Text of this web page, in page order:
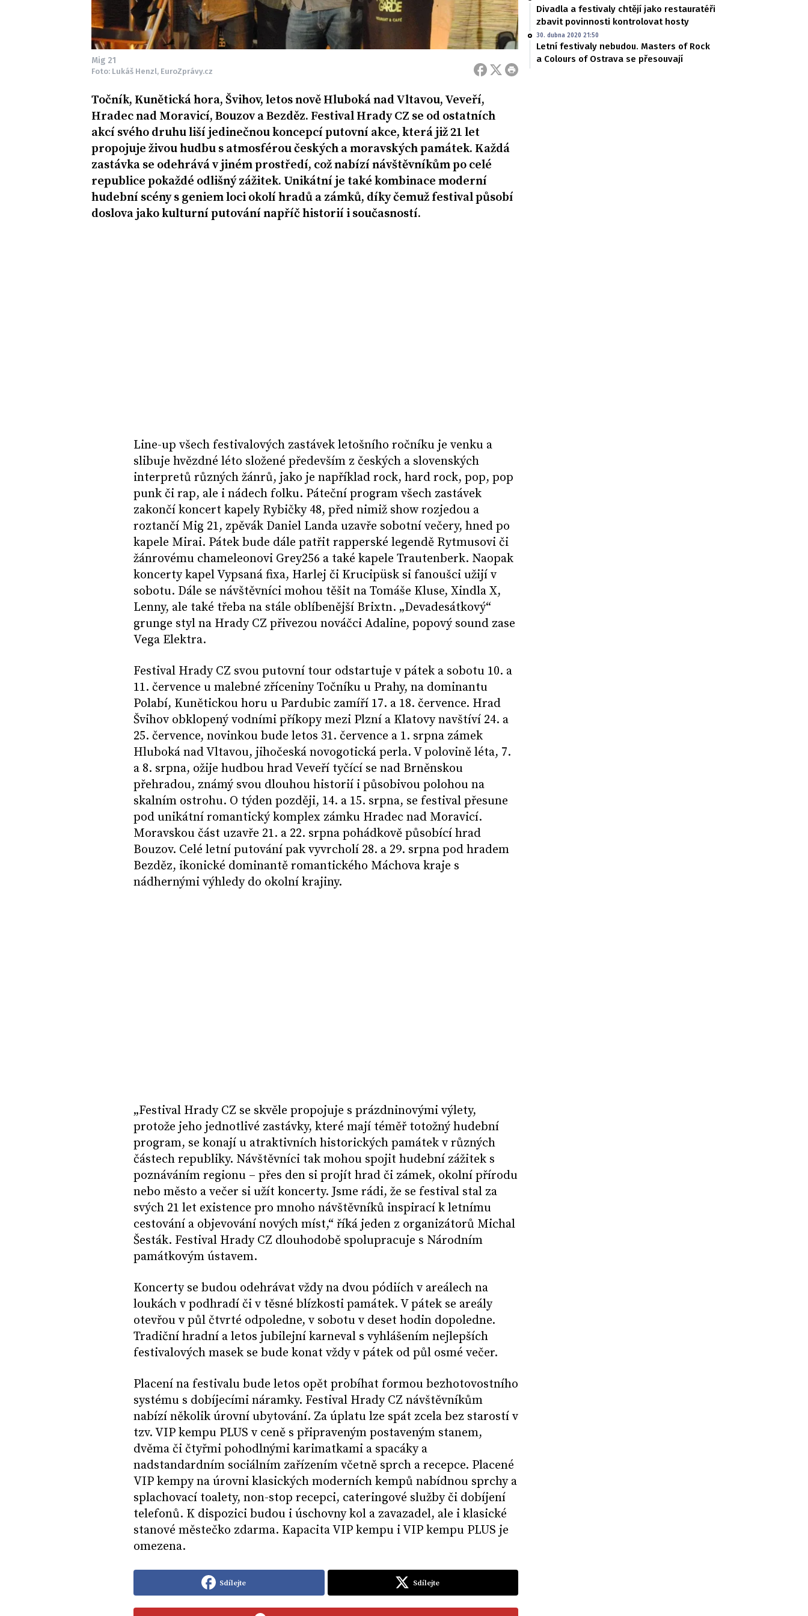
Mig 21
Foto: Lukáš Henzl, EuroZprávy.cz
Točník, Kunětická hora, Švihov, letos nově Hluboká nad Vltavou, Veveří,
Hradec nad Moravicí, Bouzov a Bezděz. Festival Hrady CZ se od ostatních
akcí svého druhu liší jedinečnou koncepcí putovní akce, která již 21 let
propojuje živou hudbu s atmosférou českých a moravských památek. Každá
zastávka se odehrává v jiném prostředí, což nabízí návštěvníkům po celé
republice pokaždé odlišný zážitek. Unikátní je také kombinace moderní
hudební scény s geniem loci okolí hradů a zámků, díky čemuž festival působí
doslova jako kulturní putování napříč historií i současností.
Line-up všech festivalových zastávek letošního ročníku je venku a
slibuje hvězdné léto složené především z českých a slovenských
interpretů různých žánrů, jako je například rock, hard rock, pop, pop
punk či rap, ale i nádech folku. Páteční program všech zastávek
zakončí koncert kapely Rybičky 48, před nimiž show rozjedou a
roztančí Mig 21, zpěvák Daniel Landa uzavře sobotní večery, hned po
kapele Mirai. Pátek bude dále patřit rapperské legendě Rytmusovi či
žánrovému chameleonovi Grey256 a také kapele Trautenberk. Naopak
koncerty kapel Vypsaná fixa, Harlej či Krucipüsk si fanoušci užijí v
sobotu. Dále se návštěvníci mohou těšit na Tomáše Kluse, Xindla X,
Lenny, ale také třeba na stále oblíbenější Brixtn. „Devadesátkový“
grunge styl na Hrady CZ přivezou nováčci Adaline, popový sound zase
Vega Elektra.
Festival Hrady CZ svou putovní tour odstartuje v pátek a sobotu 10. a
11. července u malebné zříceniny Točníku u Prahy, na dominantu
Polabí, Kunětickou horu u Pardubic zamíří 17. a 18. července. Hrad
Švihov obklopený vodními příkopy mezi Plzní a Klatovy navštíví 24. a
25. července, novinkou bude letos 31. července a 1. srpna zámek
Hluboká nad Vltavou, jihočeská novogotická perla. V polovině léta, 7.
a 8. srpna, ožije hudbou hrad Veveří tyčící se nad Brněnskou
přehradou, známý svou dlouhou historií i působivou polohou na
skalním ostrohu. O týden později, 14. a 15. srpna, se festival přesune
pod unikátní romantický komplex zámku Hradec nad Moravicí.
Moravskou část uzavře 21. a 22. srpna pohádkově působící hrad
Bouzov. Celé letní putování pak vyvrcholí 28. a 29. srpna pod hradem
Bezděz, ikonické dominantě romantického Máchova kraje s
nádhernými výhledy do okolní krajiny.
„Festival Hrady CZ se skvěle propojuje s prázdninovými výlety,
protože jeho jednotlivé zastávky, které mají téměř totožný hudební
program, se konají u atraktivních historických památek v různých
částech republiky. Návštěvníci tak mohou spojit hudební zážitek s
poznáváním regionu – přes den si projít hrad či zámek, okolní přírodu
nebo město a večer si užít koncerty. Jsme rádi, že se festival stal za
svých 21 let existence pro mnoho návštěvníků inspirací k letnímu
cestování a objevování nových míst,“ říká jeden z organizátorů Michal
Šesták. Festival Hrady CZ dlouhodobě spolupracuje s Národním
památkovým ústavem.
Koncerty se budou odehrávat vždy na dvou pódiích v areálech na
loukách v podhradí či v těsné blízkosti památek. V pátek se areály
otevřou v půl čtvrté odpoledne, v sobotu v deset hodin dopoledne.
Tradiční hradní a letos jubilejní karneval s vyhlášením nejlepších
festivalových masek se bude konat vždy v pátek od půl osmé večer.
Placení na festivalu bude letos opět probíhat formou bezhotovostního
systému s dobíjecími náramky. Festival Hrady CZ návštěvníkům
nabízí několik úrovní ubytování. Za úplatu lze spát zcela bez starostí v
tzv. VIP kempu PLUS v ceně s připraveným postaveným stanem,
dvěma či čtyřmi pohodlnými karimatkami a spacáky a
nadstandardním sociálním zařízením včetně sprch a recepce. Placené
VIP kempy na úrovni klasických moderních kempů nabídnou sprchy a
splachovací toalety, non-stop recepci, cateringové služby či dobíjení
telefonů. K dispozici budou i úschovny kol a zavazadel, ale i klasické
stanové městečko zdarma. Kapacita VIP kempu i VIP kempu PLUS je
omezena.
Sdílejte Sdílejte
Divadla a festivaly chtějí jako restauratéři
zbavit povinnosti kontrolovat hosty
30. dubna 2020 21:50
Letní festivaly nebudou. Masters of Rock
a Colours of Ostrava se přesouvají